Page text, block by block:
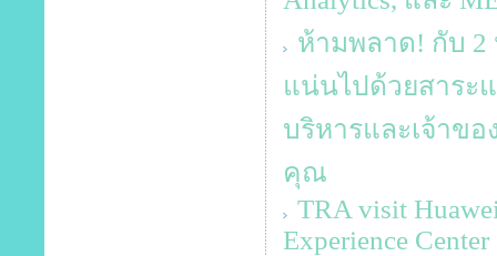
ห้ามพลาด! กับ
แน่นไปด้วยสาระ
บริหารและเจ้าข
คุณ
TRA visit
Experience Center